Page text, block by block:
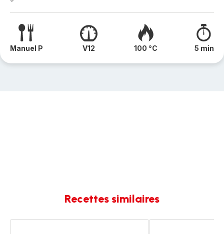
Manuel P V12 100 °C 5 min
Recettes similaires